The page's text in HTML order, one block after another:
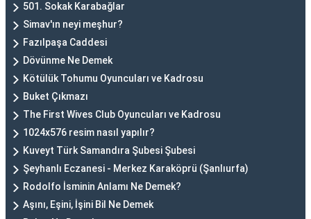
501. Sokak Karabağlar
Simav'ın neyi meşhur?
Fazılpaşa Caddesi
Dövünme Ne Demek
Kötülük Tohumu Oyuncuları ve Kadrosu
Buket Çıkmazı
The First Wives Club Oyuncuları ve Kadrosu
1024x576 resim nasıl yapılır?
Kuveyt Türk Samandıra Şubesi Şubesi
Şeyhanlı Eczanesi - Merkez Karaköprü (Şanlıurfa)
Rodolfo İsminin Anlamı Ne Demek?
Aşını, Eşini, İşini Bil Ne Demek